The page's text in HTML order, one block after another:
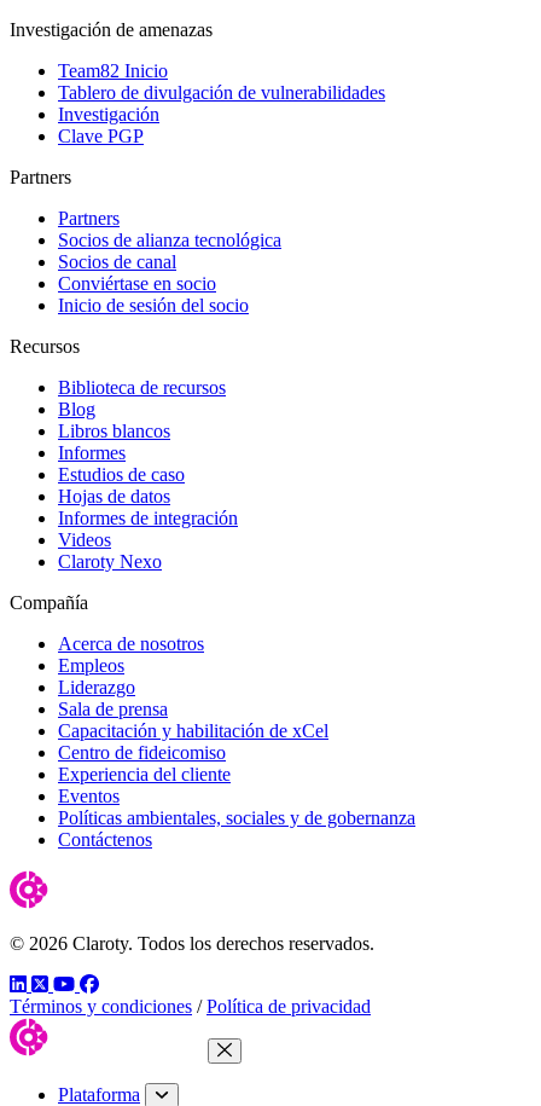
Investigación de amenazas
Team82 Inicio
Tablero de divulgación de vulnerabilidades
Investigación
Clave PGP
Partners
Partners
Socios de alianza tecnológica
Socios de canal
Conviértase en socio
Inicio de sesión del socio
Recursos
Biblioteca de recursos
Blog
Libros blancos
Informes
Estudios de caso
Hojas de datos
Informes de integración
Videos
Claroty Nexo
Compañía
Acerca de nosotros
Empleos
Liderazgo
Sala de prensa
Capacitación y habilitación de xCel
Centro de fideicomiso
Experiencia del cliente
Eventos
Políticas ambientales, sociales y de gobernanza
Contáctenos
© 2026 Claroty. Todos los derechos reservados.
LinkedIn
TwitterYouTube
Facebook
Términos y condiciones / Política de privacidad
Cerrar menú
Plataforma